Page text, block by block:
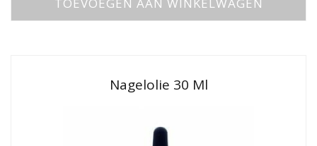
TOEVOEGEN AAN WINKELWAGEN
Nagelolie 30 Ml